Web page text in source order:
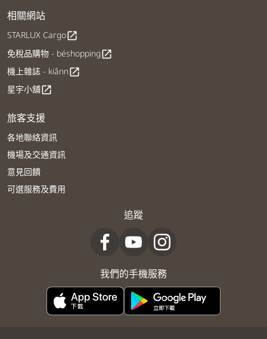
相關網站
STARLUX Cargoopen_in_new
免稅品購物 - béshoppingopen_in_new
機上雜誌 - kiânnopen_in_new
星宇小舖open_in_new
旅客支援
各地聯絡資訊
機場及交通資訊
意見回饋
可選服務及費用
追蹤
我們的手機服務